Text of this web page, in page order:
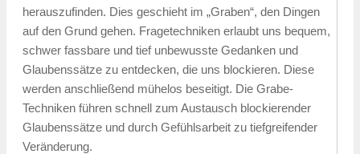
herauszufinden. Dies geschieht im „Graben“, den Dingen
auf den Grund gehen. Fragetechniken erlaubt uns bequem,
schwer fassbare und tief unbewusste Gedanken und
Glaubenssätze zu entdecken, die uns blockieren. Diese
werden anschließend mühelos beseitigt. Die Grabe-
Techniken führen schnell zum Austausch blockierender
Glaubenssätze und durch Gefühlsarbeit zu tiefgreifender
Veränderung.